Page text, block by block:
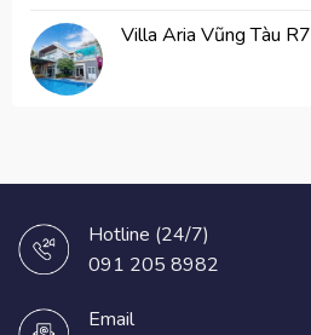
Villa Aria Vũng Tàu R7
Hotline (24/7)
091 205 8982
Email